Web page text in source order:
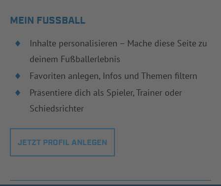
MEIN FUSSBALL
Inhalte personalisieren – Mache diese Seite zu
deinem Fußballerlebnis
Favoriten anlegen, Infos und Themen filtern
Präsentiere dich als Spieler, Trainer oder
Schiedsrichter
JETZT PROFIL ANLEGEN